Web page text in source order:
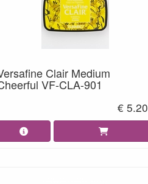
Clair Medium
VF-CLA-901
€ 5.20